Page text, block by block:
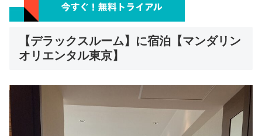
【デラックスルーム】に宿泊【マンダリン
オリエンタル東京】